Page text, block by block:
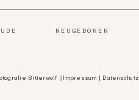
NEUGEBOREN
Bitterwolf || Impressum
Datenschutz